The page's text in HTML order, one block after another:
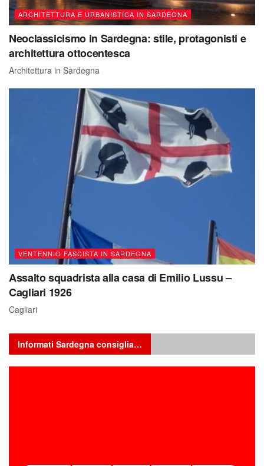
ARCHITETTURA E URBANISTICA IN SARDEGNA
Neoclassicismo in Sardegna: stile, protagonisti e
architettura ottocentesca
Architettura in Sardegna
VENTENNIO FASCISTA IN SARDEGNA
Assalto squadrista alla casa di Emilio Lussu –
Cagliari 1926
Cagliari
Informati Sardegna consiglia…